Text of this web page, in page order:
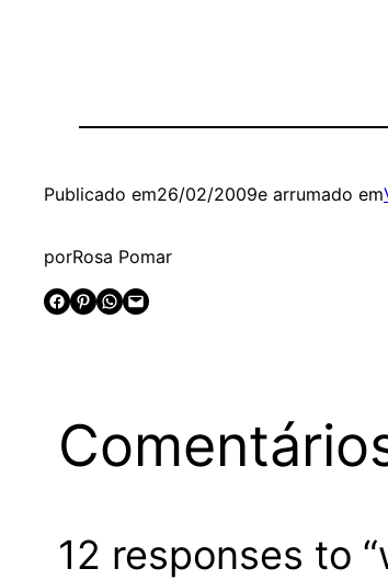
Publicado em26/02/2009e arrumado em
porRosa Pomar
Share on Facebook
Share on Pinterest Share on WhatsApp Email this Page
12 responses to